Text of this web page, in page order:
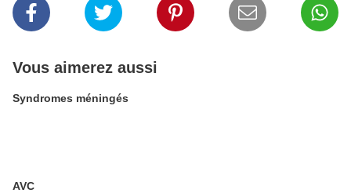
Vous aimerez aussi
Syndromes méningés
AVC